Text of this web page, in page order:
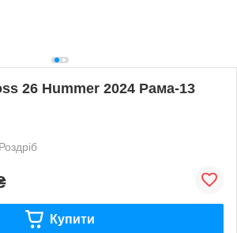
26 Hummer 2024 Рама-13
Роздріб
Купити